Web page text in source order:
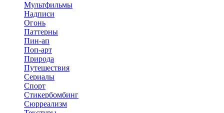
Мультфильмы
Надписи
Огонь
Паттерны
Пин-ап
Поп-арт
Природа
Путешествия
Сериалы
Спорт
Стикербомбинг
Сюрреализм